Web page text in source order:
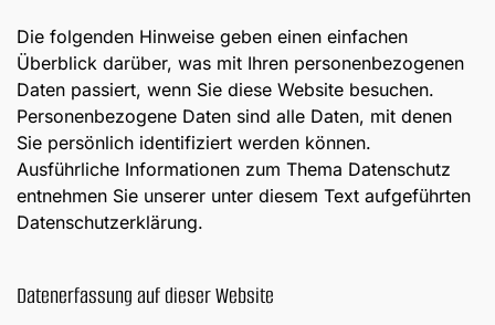
Die folgenden Hinweise geben einen einfachen
Überblick darüber, was mit Ihren personenbezogenen
Daten passiert, wenn Sie diese Website besuchen.
Personenbezogene Daten sind alle Daten, mit denen
Sie persönlich identifiziert werden können.
Ausführliche Informationen zum Thema Datenschutz
entnehmen Sie unserer unter diesem Text aufgeführten
Datenschutzerklärung.
Datenerfassung auf dieser Website